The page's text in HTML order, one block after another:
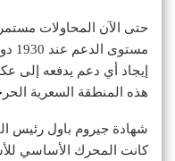
حتى الآن المحاولات
إيجاد أي دعم يدفعه إلى
هذه المنطقة السعرية
شهادة جيروم باول رئيس
كانت المحرك الأساسي